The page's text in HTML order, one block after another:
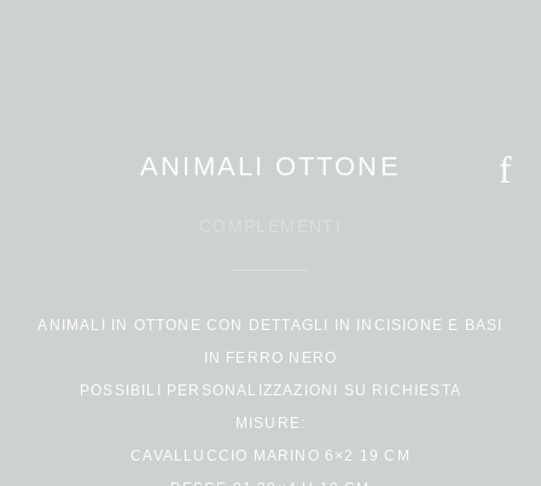
ANIMALI OTTONE
ANIMALI IN OTTONE CON DETTAGLI IN INCISIONE E BASI
IN FERRO NERO
POSSIBILI PERSONALIZZAZIONI SU RICHIESTA
MISURE:
CAVALLUCCIO MARINO 6×2 19 CM